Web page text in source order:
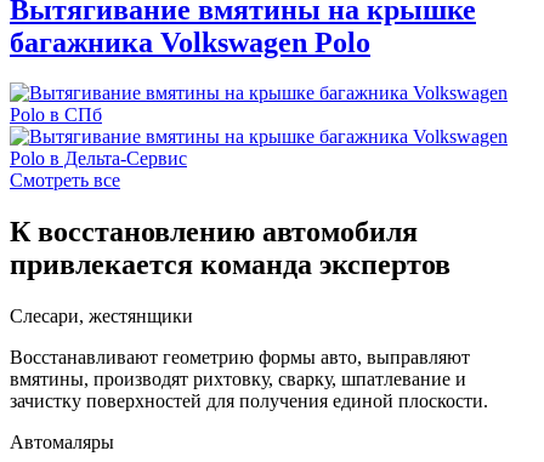
Вытягивание вмятины на крышке
багажника Volkswagen Polo
Смотреть все
К восстановлению автомобиля
привлекается команда экспертов
Слесари, жестянщики
Восстанавливают геометрию формы авто, выправляют
вмятины, производят рихтовку, сварку, шпатлевание и
зачистку поверхностей для получения единой плоскости.
Автомаляры